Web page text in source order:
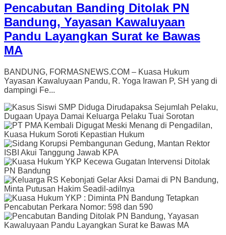
Pencabutan Banding Ditolak PN
Bandung, Yayasan Kawaluyaan
Pandu Layangkan Surat ke Bawas
MA
BANDUNG, FORMASNEWS.COM – Kuasa Hukum
Yayasan Kawaluyaan Pandu, R. Yoga Irawan P, SH yang di
dampingi Fe...